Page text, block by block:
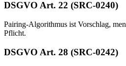
DSGVO Art. 22 (SRC-0240)
Pairing-Algorithmus ist Vorschlag,
Pflicht.
DSGVO Art. 28 (SRC-0242)